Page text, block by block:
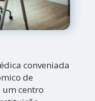
conveniada
de
um centro